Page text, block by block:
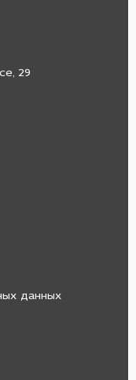
29
данных